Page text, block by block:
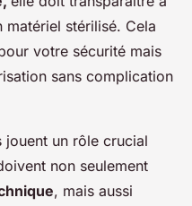
stérilisé. Cela
votre sécurité mais
sans complication
jouent un rôle crucial
non seulement
, mais aussi